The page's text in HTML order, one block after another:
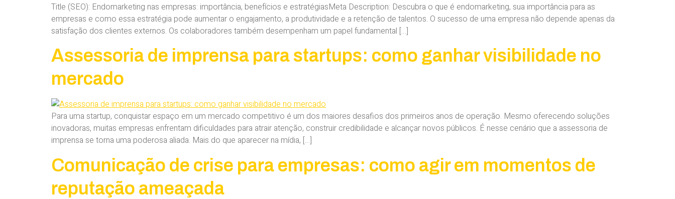
Title (SEO): Endomarketing nas empresas: importância, benefícios e estratégiasMeta Description: Descubra o que é endomarketing, sua importância para as
empresas e como essa estratégia pode aumentar o engajamento, a produtividade e a retenção de talentos. O sucesso de uma empresa não depende apenas da
satisfação dos clientes externos. Os colaboradores também desempenham um papel fundamental […]
Assessoria de imprensa para startups: como ganhar visibilidade no
mercado
Para uma startup, conquistar espaço em um mercado competitivo é um dos maiores desafios dos primeiros anos de operação. Mesmo oferecendo soluções
inovadoras, muitas empresas enfrentam dificuldades para atrair atenção, construir credibilidade e alcançar novos públicos. É nesse cenário que a assessoria de
imprensa se torna uma poderosa aliada. Mais do que aparecer na mídia, […]
Comunicação de crise para empresas: como agir em momentos de
reputação ameaçada